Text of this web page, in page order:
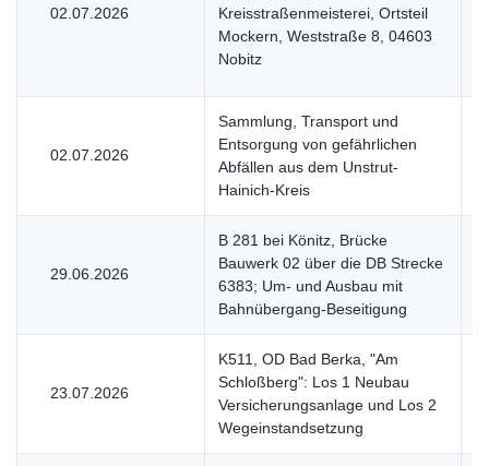
02.07.2026
Kreisstraßenmeisterei, Ortsteil
Mockern, Weststraße 8, 04603
Nobitz
02.07.2026
Sammlung, Transport und
Entsorgung von gefährlichen
Abfällen aus dem Unstrut-
Hainich-Kreis
29.06.2026
B 281 bei Könitz, Brücke
Bauwerk 02 über die DB Strecke
6383; Um- und Ausbau mit
Bahnübergang-Beseitigung
23.07.2026
K511, OD Bad Berka, "Am
Schloßberg": Los 1 Neubau
Versicherungsanlage und Los 2
Wegeinstandsetzung